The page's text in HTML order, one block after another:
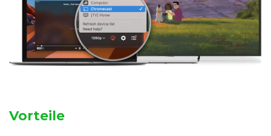
Vorteile